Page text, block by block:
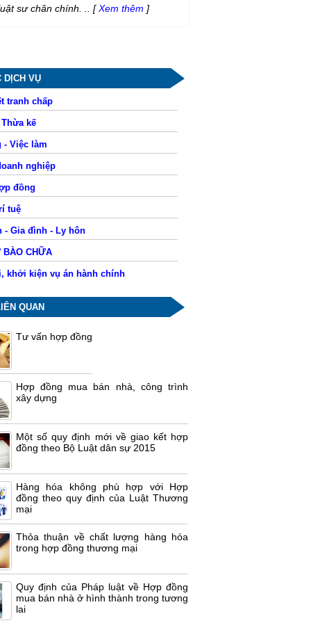
sư chân chính. .. [Xem thêm ]
DỊCH VỤ
tranh chấp
kế
- Việc làm
nghiệp
đồng
tuệ
- Gia đình - Ly hôn
BÀO CHỮA
khởi kiện vụ án hành chính
QUAN
Tư vấn hợp đồng
Hợp đồng mua bán nhà, công trình
xây dựng
Một số quy định mới về giao kết hợp
đồng theo Bộ Luật dân sự 2015
Hàng hóa không phù hợp với Hợp
đồng theo quy định của Luật Thương
mại
Thỏa thuận về chất lượng hàng hóa
trong hợp đồng thương mại
Quy định của Pháp luật về Hợp đồng
mua bán nhà ở hình thành trong tương
lai